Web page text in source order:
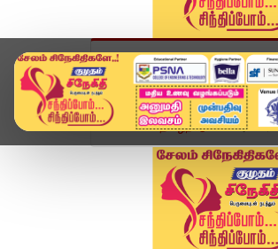
முகப்பு விளையாட்டு
Home தமிழ்நாடு அசாம்,